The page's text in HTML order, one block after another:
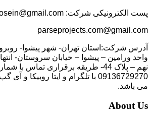
پست الکترونیکی شرکت: amin.hosein@gmail.com
parseprojects.com@gmail.com
آدرس شرکت:استان تهران- شهر پیشوا-
واحد ورامین – پیشوا – خیابان سروستان-
نهم – پلاک 44- طریقه برقراری تماس با
09136729270 با تلگرام و ایتا روبیکا
می باشد.
About Us